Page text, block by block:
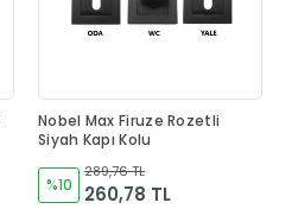
Nobel Max Firuze Rozetli
Siyah Kapı Kolu
%10
289,76 TL
260,78 TL